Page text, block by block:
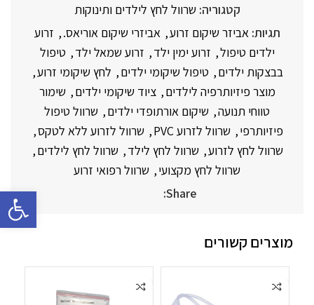
קטגוריה: שרוול לחץ לילדים ותינוקות
תגיות: אביזר שיקום זרוע, אביזרי שיקום אוריאס., זרוע
ילדים טיפול, זרוע ימין ילד, זרוע שמאל ילד, טיפול
בבצקות ילדים, טיפול שיקומי ילדים, לחץ שיקומי זרוע,
מוצר פיזיותרפיה לילדים, ציוד שיקומי ילדים, שימור
טווחי תנועה, שיקום אורתופדי ילדים, שרוול טיפול
פיזיותרפי, שרוול לזרוע PVC , שרוול לזרוע ללא לטקס,
שרוול לחץ לזרוע, שרוול לחץ לילד, שרוול לחץ לילדים,
שרוול לחץ מקצועי, שרוול רפואי זרוע
Share:
מוצרים קשורים
פתח